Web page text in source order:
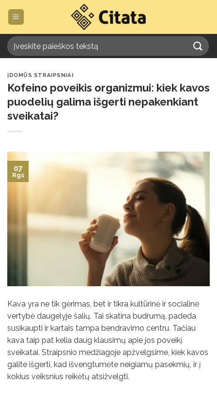
ĮDOMŪS STRAIPSNIAI
Kofeino poveikis organizmui: kiek kavos
puodelių galima išgerti nepakenkiant
sveikatai?
07
Rgs
Kava yra ne tik gėrimas, bet ir tikra kultūrinė ir socialinė
vertybė daugelyje šalių. Tai skatina budrumą, padeda
susikaupti ir kartais tampa bendravimo centru. Tačiau
kava taip pat kelia daug klausimų apie jos poveikį
sveikatai. Straipsnio medžiagoje apžvelgsime, kiek kavos
galite išgerti, kad išvengtumėte neigiamų pasekmių, ir į
kokius veiksnius reikėtų atsižvelgti.